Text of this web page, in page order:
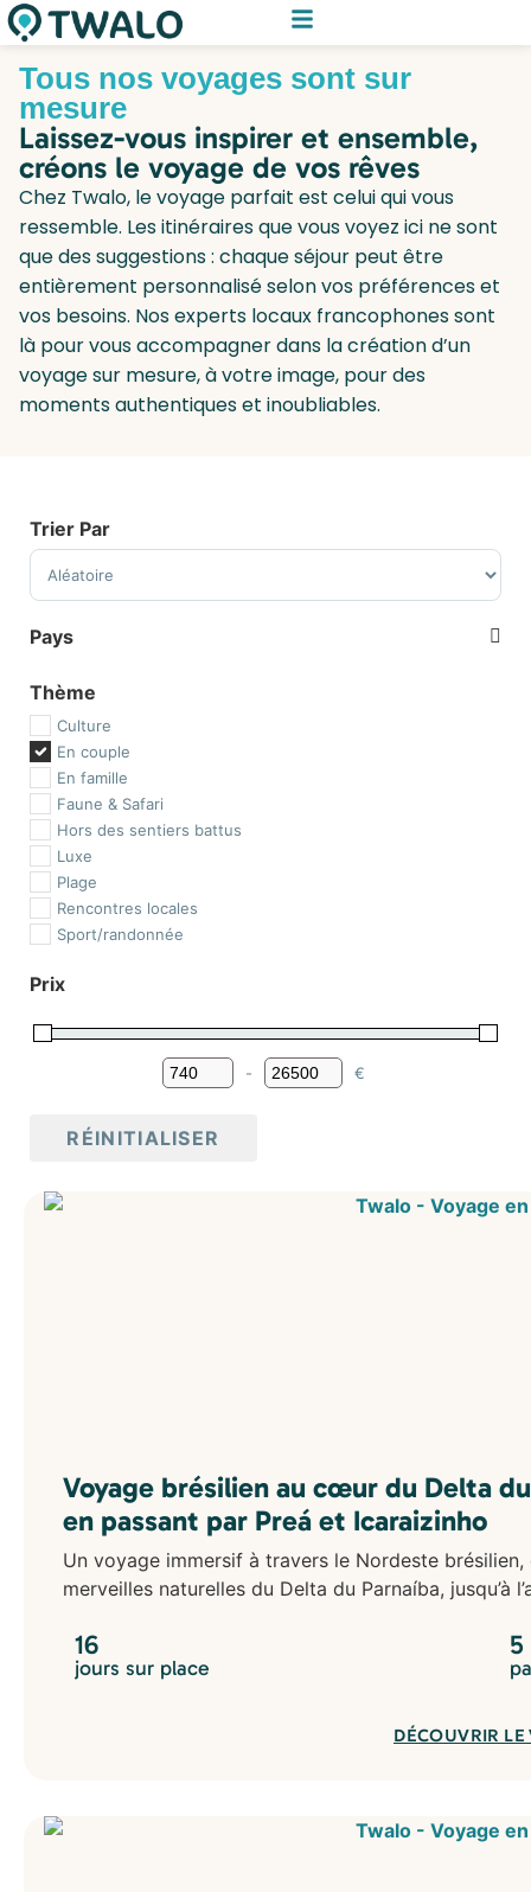
Tous nos voyages sont sur
mesure
Laissez-vous inspirer et ensemble,
créons le voyage de vos rêves
Chez Twalo, le voyage parfait est celui qui vous
ressemble. Les itinéraires que vous voyez ici ne sont
que des suggestions : chaque séjour peut être
entièrement personnalisé selon vos préférences et
vos besoins. Nos experts locaux francophones sont
là pour vous accompagner dans la création d’un
voyage sur mesure, à votre image, pour des
moments authentiques et inoubliables.
Trier Par
Sort Products
Pays
Afrique du Sud
Botswana
Ethiopie
Île de la Réunion
Île Maurice
Kenya
Madagascar
Malawi
Maroc
Mozambique
Tanzanie
Belize
Asie
Bali
Cambodge
Corée du Sud
Kirghizistan
Laos
Thème
Culture
En couple
En famille
Faune & Safari
Hors des sentiers battus
Luxe
Plage
Rencontres locales
Sport/randonnée
Prix
Minimum Price
- Maximum Price
€
RÉINITIALISER
Voyage brésilien au cœur du Delta
en passant par Preá et Icaraizinho
Un voyage immersif à travers le Nordeste
merveilles naturelles du Delta du Parnaíba, jusqu’à
16
jours sur place
DÉCOUVRIR LE